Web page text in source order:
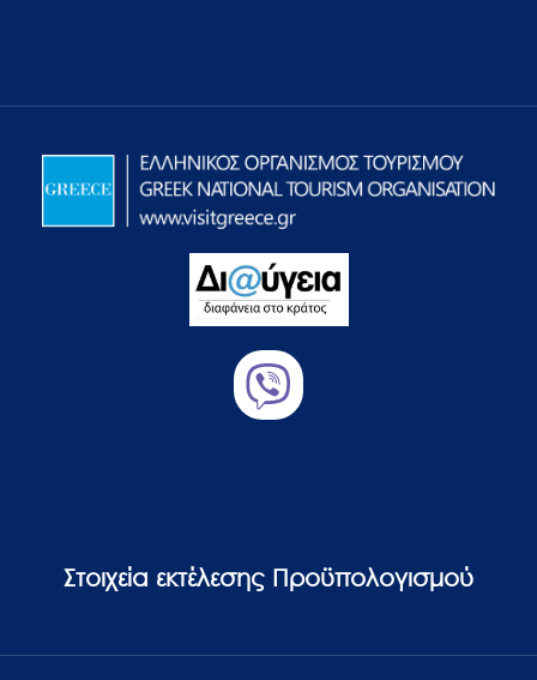
Στοιχεία εκτέλεσης Προϋπολογισμού